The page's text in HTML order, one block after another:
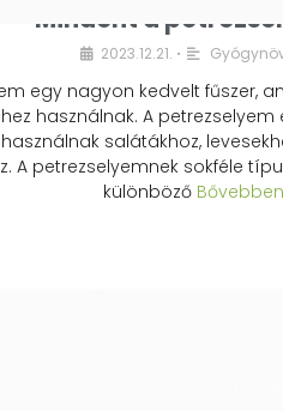
Mindent a
2023.12.21. •
egy nagyon kedvelt fűszer,
használnak. A
salátákhoz,
A petrezselyemnek sokféle
különböző